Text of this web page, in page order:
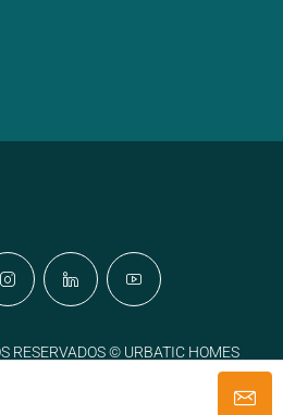
RESERVADOS © URBATIC HOMES